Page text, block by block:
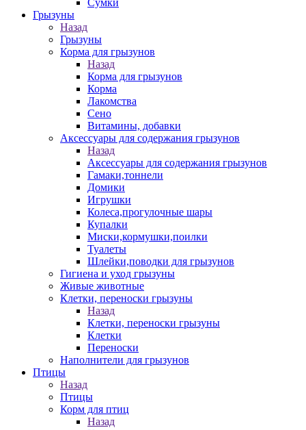
Сумки
Грызуны
Назад
Грызуны
Корма для грызунов
Назад
Корма для грызунов
Корма
Лакомства
Сено
Витамины, добавки
Аксессуары для содержания грызунов
Назад
Аксессуары для содержания грызунов
Гамаки,тоннели
Домики
Игрушки
Колеса,прогулочные шары
Купалки
Миски,кормушки,поилки
Туалеты
Шлейки,поводки для грызунов
Гигиена и уход грызуны
Живые животные
Клетки, переноски грызуны
Назад
Клетки, переноски грызуны
Клетки
Переноски
Наполнители для грызунов
Птицы
Назад
Птицы
Корм для птиц
Назад